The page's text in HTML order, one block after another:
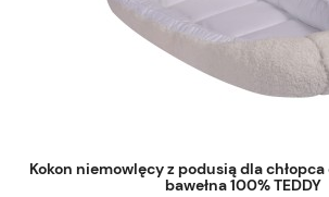
Kokon niemowlęcy z podusią dla
bawełna 100% TEDDY